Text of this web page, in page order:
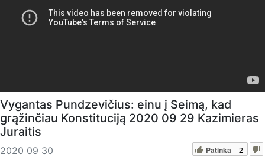
Vygantas Pundzevičius: einu į Seimą, kad
grąžinčiau Konstituciją 2020 09 29 Kazimieras
Juraitis
2020 09 30 Patinka 2